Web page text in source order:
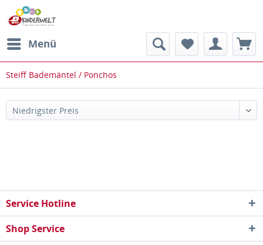
Menü
Steiff Bademäntel / Ponchos
Service Hotline
Shop Service